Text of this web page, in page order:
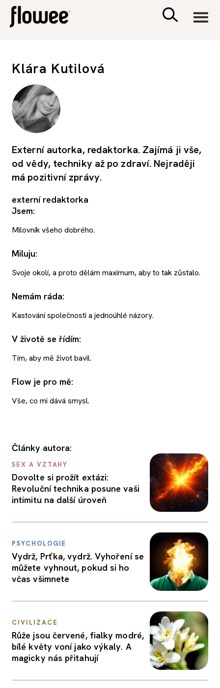
SEX A VZTAHY
Klára Kutilová
Externí autorka, redaktorka. Zajímá ji vše,
od vědy, techniky až po zdraví. Nejraději
má pozitivní zprávy.
externí redaktorka
Jsem:
Milovník všeho dobrého.
Miluju:
Svoje okolí, a proto dělám maximum, aby to tak zůstalo.
Nemám ráda:
Kastování společnosti a jednoúhlé názory.
V životě se řídím:
Tím, aby mě život bavil.
Flow je pro mě:
Vše, co mi dává smysl.
Články autora:
SEX A VZTAHY
Dovolte si prožít extázi:
Revoluční technika posune vaši
intimitu na další úroveň
PSYCHOLOGIE
Vydrž, Prťka, vydrž. Vyhoření se
můžete vyhnout, pokud si ho
včas všimnete
CIVILIZACE
Růže jsou červené, fialky modré,
bílé květy voní jako výkaly. A
magicky nás přitahují